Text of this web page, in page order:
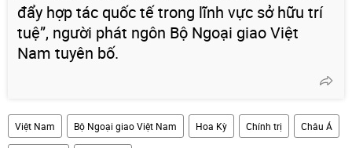
đẩy hợp tác quốc tế trong lĩnh vực sở hữu trí
tuệ”, người phát ngôn Bộ Ngoại giao Việt
Nam tuyên bố.
Việt Nam Bộ Ngoại giao Việt Nam Hoa Kỳ Chính trị Châu Á